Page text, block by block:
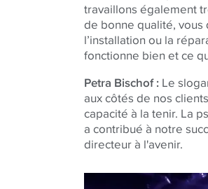
travaillons également
de bonne qualité, vous
l’installation ou la
fonctionne bien et ce
Petra Bischof : Le
aux côtés de nos
capacité à la tenir. La
a contribué à notre
directeur à l'avenir.